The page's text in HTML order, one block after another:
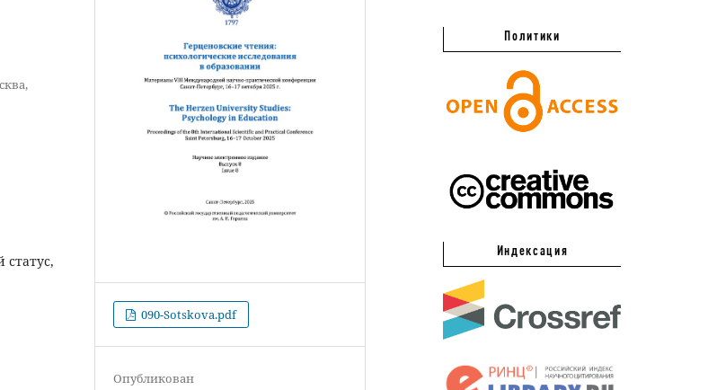
090-Sotskova.pdf
Опубликован
Политики
Индексация